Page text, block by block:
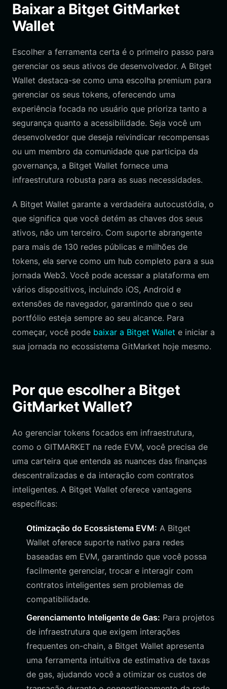
Baixar a Bitget GitMarket
Wallet
Escolher a ferramenta certa é o primeiro passo para
gerenciar os seus ativos de desenvolvedor. A Bitget
Wallet destaca-se como uma escolha premium para
gerenciar os seus tokens, oferecendo uma
experiência focada no usuário que prioriza tanto a
segurança quanto a acessibilidade. Seja você um
desenvolvedor que deseja reivindicar recompensas
ou um membro da comunidade que participa da
governança, a Bitget Wallet fornece uma
infraestrutura robusta para as suas necessidades.
A Bitget Wallet garante a verdadeira autocustódia, o
que significa que você detém as chaves dos seus
ativos, não um terceiro. Com suporte abrangente
para mais de 130 redes públicas e milhões de
tokens, ela serve como um hub completo para a sua
jornada Web3. Você pode acessar a plataforma em
vários dispositivos, incluindo iOS, Android e
extensões de navegador, garantindo que o seu
portfólio esteja sempre ao seu alcance. Para
começar, você pode baixar a Bitget Wallet e iniciar a
sua jornada no ecossistema GitMarket hoje mesmo.
Por que escolher a Bitget
GitMarket Wallet?
Ao gerenciar tokens focados em infraestrutura,
como o GITMARKET na rede EVM, você precisa de
uma carteira que entenda as nuances das finanças
descentralizadas e da interação com contratos
inteligentes. A Bitget Wallet oferece vantagens
específicas:
Otimização do Ecossistema EVM: A Bitget
Wallet oferece suporte nativo para redes
baseadas em EVM, garantindo que você possa
facilmente gerenciar, trocar e interagir com
contratos inteligentes sem problemas de
compatibilidade.
Gerenciamento Inteligente de Gas: Para projetos
de infraestrutura que exigem interações
frequentes on-chain, a Bitget Wallet apresenta
uma ferramenta intuitiva de estimativa de taxas
de gas, ajudando você a otimizar os custos de